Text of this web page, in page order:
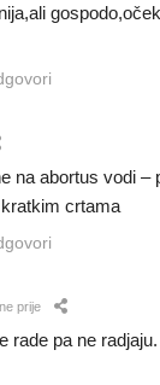
na abortus vodi –
crtama
prije
rade pa ne